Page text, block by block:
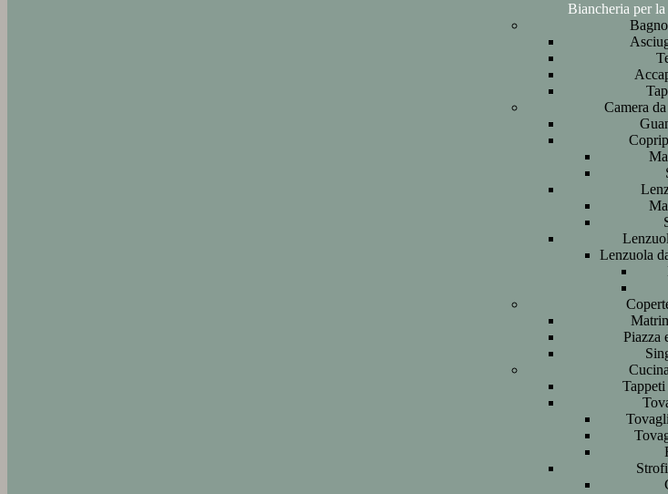
Biancheria per la
Bagno
Camera
Lenzuola
Piazza
Cucina